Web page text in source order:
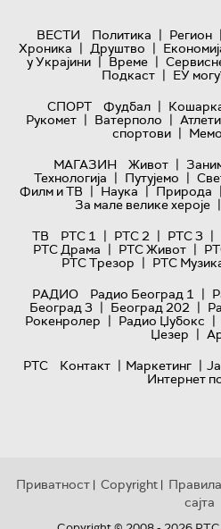
ВЕСТИ Политика | Регион |
Хроника | Друштво |
у Украјини | Време |
Подкаст | ЕУ
СПОРТ
Фудбал |
Рукомет | Ватерполо |
спортови |
МАГАЗИН
Живот |
Технологијa | Путујемо |
Филм и ТВ | Наука | Природа |
За мале велике хероје |
ТВ
РТС 1 | РТС 2 | РТС 3 |
РТС Драма | РТС Живот |
РТС Трезор | РТС
РАДИО
Радио Београд 1 |
Београд 3 | Београд 202 |
Рокенролер | Радио Џубокс |
Џезер |
РТС
Контакт | Маркетинг |
Интернет
Приватност | Copyright |
сајта